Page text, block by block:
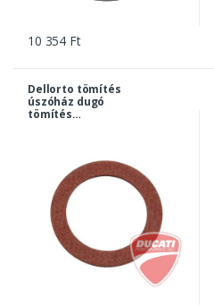
10 354 Ft
Dellorto tömítés
úszóház dugó
tömítés